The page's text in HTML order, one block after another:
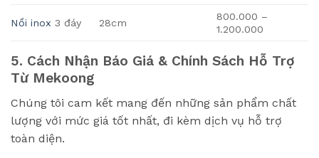
Nồi inox 3 đáy 28cm
800.000 –
1.200.000
5. Cách Nhận Báo Giá & Chính Sách Hỗ Trợ
Từ Mekoong
Chúng tôi cam kết mang đến những sản phẩm chất
lượng với mức giá tốt nhất, đi kèm dịch vụ hỗ trợ
toàn diện.